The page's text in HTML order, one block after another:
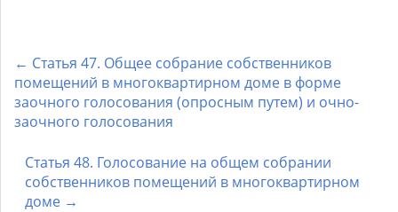
← Статья 47. Общее собрание собственников
помещений в многоквартирном доме в форме
заочного голосования (опросным путем) и очно-
заочного голосования
Статья 48. Голосование на общем собрании
собственников помещений в многоквартирном
доме →